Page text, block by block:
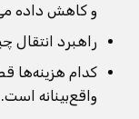
و کاهش داده
راهبرد
کدام هزینه‌ها
واقع‌بینانه است.